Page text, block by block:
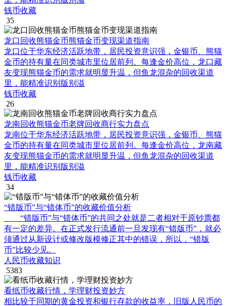
钱币收藏
35
龙口回收熊猫金币熊猫金币变现渠道指南
龙口位于华东经济活跃地带，居民投资意识强，金银币、熊猫
金币的持有量在同类城市里位居前列。每逢金价高位，龙口藏
友变现熊猫金币的需求就明显升温，但鱼龙混杂的回收渠道
里，能精准识别版别溢
钱币收藏
26
龙南回收熊猫金币老牌回收商行实力盘点
龙南位于华东经济活跃地带，居民投资意识强，金银币、熊猫
金币的持有量在同类城市里位居前列。每逢金价高位，龙南藏
友变现熊猫金币的需求就明显升温，但鱼龙混杂的回收渠道
里，能精准识别版别溢
钱币收藏
34
“错版币”与“错体币”的收藏价值分析
“错版币”与“错体币”的共同之处就是二者相对于原钞票都
有一定的差异。在正式发行流通前一旦发现有“错版币”，就必
须通过从新设计或修改版模修正其中的错误，所以，“错版
币”比较少见。
人民币收藏知识
5383
看纸币收藏行情，学理财投资妙方
相比较于同期的黄金投资和银行存款的收益率，旧版人民币的